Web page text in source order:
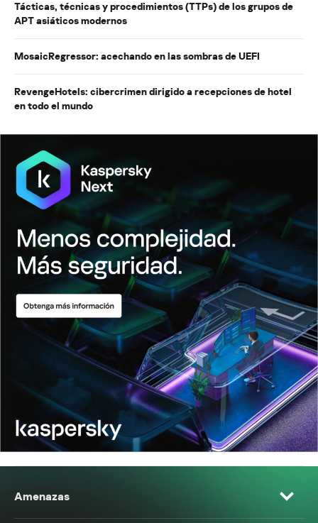
Tácticas, técnicas y procedimientos (TTPs) de los grupos de
APT asiáticos modernos
MosaicRegressor: acechando en las sombras de UEFI
RevengeHotels: cibercrimen dirigido a recepciones de hotel
en todo el mundo
Amenazas